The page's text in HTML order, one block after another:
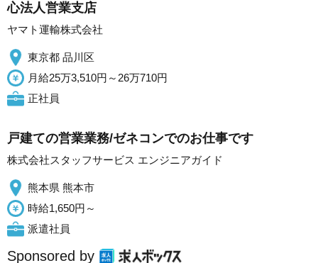
心法人営業支店
ヤマト運輸株式会社
東京都 品川区
月給25万3,510円～26万710円
正社員
戸建ての営業業務/ゼネコンでのお仕事です
株式会社スタッフサービス エンジニアガイド
熊本県 熊本市
時給1,650円～
派遣社員
Sponsored by